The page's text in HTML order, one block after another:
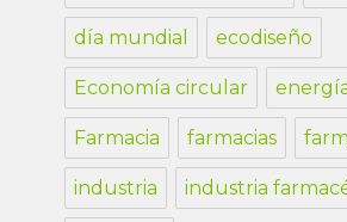
día mundial ecodiseño
Economía circular
Farmacia farmacias
industria industria